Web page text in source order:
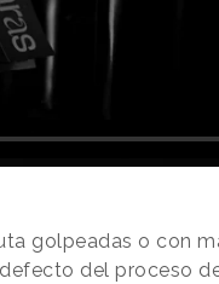
golpeadas o con
del proceso